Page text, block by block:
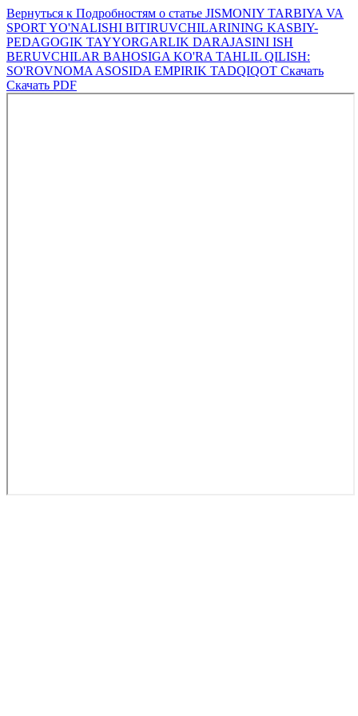
Вернуться к Подробностям о статье JISMONIY TARBIYA VA
SPORT YO'NALISHI BITIRUVCHILARINING KASBIY-
PEDAGOGIK TAYYORGARLIK DARAJASINI ISH
BERUVCHILAR BAHOSIGA KO'RA TAHLIL QILISH:
SO'ROVNOMA ASOSIDA EMPIRIK TADQIQOT Скачать
Скачать PDF